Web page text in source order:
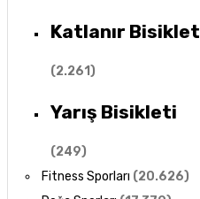
Katlanır Bisiklet
(2.261)
Yarış Bisikleti
(249)
Fitness Sporları (20.626)